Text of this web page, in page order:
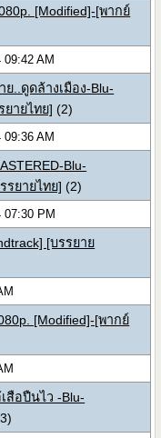
[Modified]-[พากย์
AM
..ดูดล้างเมือง-Blu-
ยายไทย] (2)
AM
Blu-
รยายไทย] (2)
PM
[บรรยาย
[Modified]-[พากย์
สือปืนไว -Blu-